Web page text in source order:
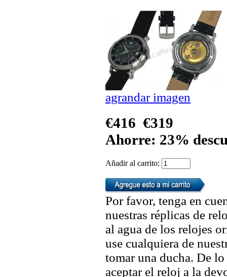
agrandar imagen
€416 €319
Ahorre: 23%
Añadir al carrito:
Por favor, tenga en
nuestras réplicas de
al agua de los relojes
use cualquiera de
tomar una ducha. De
aceptar el reloj a la